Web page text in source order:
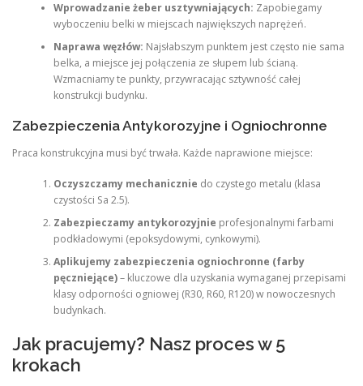
Wprowadzanie żeber usztywniających: Zapobiegamy
wyboczeniu belki w miejscach największych naprężeń.
Naprawa węzłów: Najsłabszym punktem jest często nie sama
belka, a miejsce jej połączenia ze słupem lub ścianą.
Wzmacniamy te punkty, przywracając sztywność całej
konstrukcji budynku.
Zabezpieczenia Antykorozyjne i Ogniochronne
Praca konstrukcyjna musi być trwała. Każde naprawione miejsce:
Oczyszczamy mechanicznie do czystego metalu (klasa
czystości Sa 2.5).
Zabezpieczamy antykorozyjnie profesjonalnymi farbami
podkładowymi (epoksydowymi, cynkowymi).
Aplikujemy zabezpieczenia ogniochronne (farby
pęczniejące)– kluczowe dla uzyskania wymaganej przepisami
klasy odporności ogniowej (R30, R60, R120) w nowoczesnych
budynkach.
Jak pracujemy? Nasz proces w 5
krokach